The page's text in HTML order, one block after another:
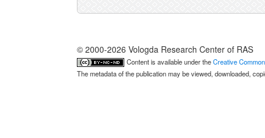
© 2000-2026 Vologda Research Center of RAS
Content is available under theCreative
The metadata of the publication may be viewed, downloaded,